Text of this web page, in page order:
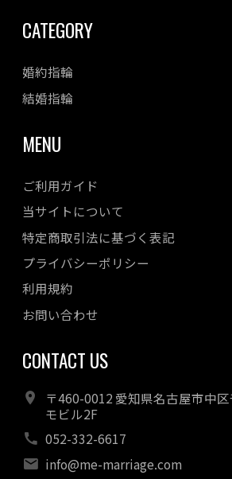
CATEGORY
婚約指輪
結婚指輪
MENU
ご利用ガイド
当サイトについて
特定商取引法に基づく表記
プライバシーポリシー
利用規約
お問い合わせ
CONTACT US
〒460-0012 愛知県名古屋市中
モビル2F
052-332-6617
info@me-marriage.com